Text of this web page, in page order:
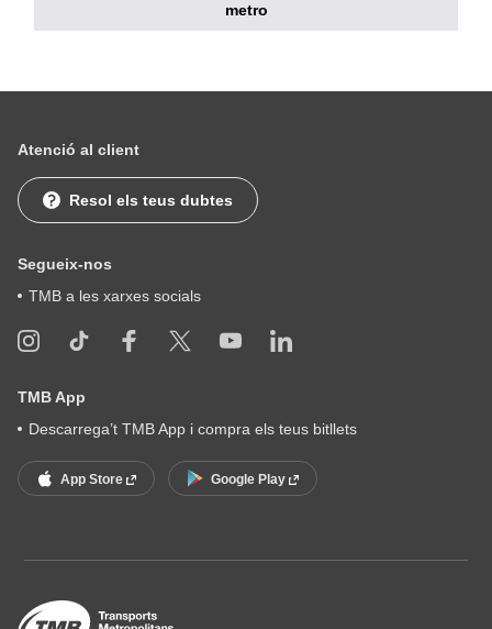
metro
Atenció al client
Resol els teus dubtes
Segueix-nos
TMB a les xarxes socials
TMB App
Descarrega’t TMB App i compra els teus bitllets
App Store Google Play